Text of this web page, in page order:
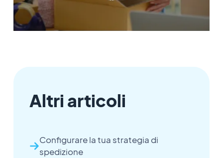
Altri articoli
Configurare la tua strategia di
spedizione